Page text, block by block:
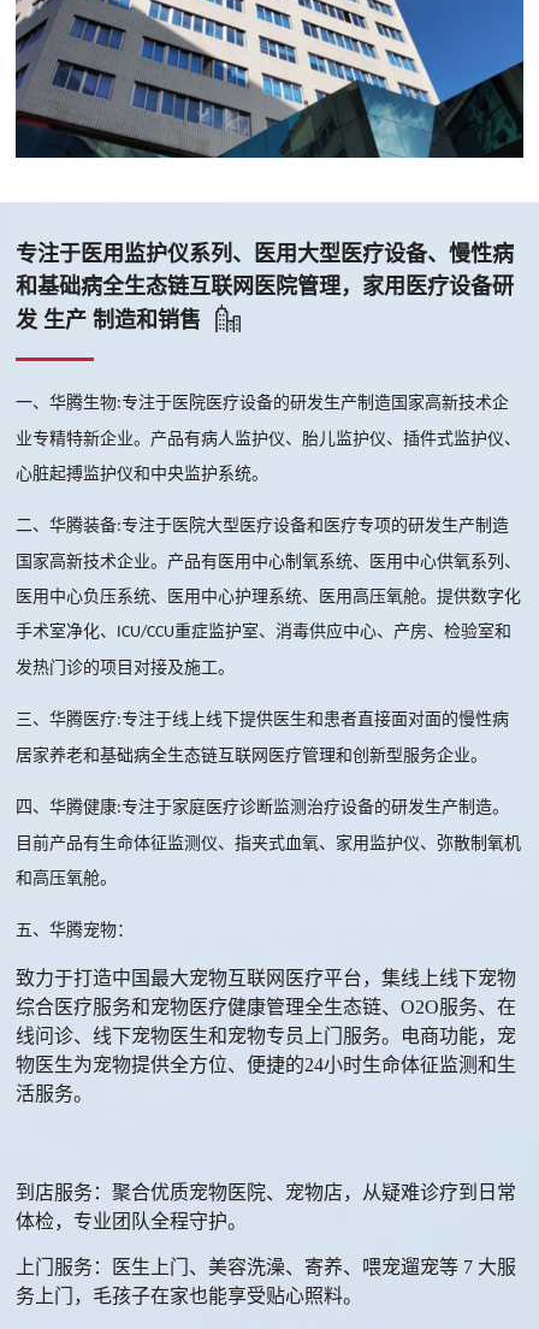
专注于医用监护仪系列、医用大型医疗设备、慢性病
和基础病全生态链互联网医院管理，家用医疗设备研
发 生产 制造和销售
一、华腾生物:专注于医院医疗设备的研发生产制造国家高新技术企
业专精特新企业。产品有病人监护仪、胎儿监护仪、插件式监护仪、
心脏起搏监护仪和中央监护系统。
二、华腾装备:专注于医院大型医疗设备和医疗专项的研发生产制造
国家高新技术企业。产品有医用中心制氧系统、医用中心供氧系列、
医用中心负压系统、医用中心护理系统、医用高压氧舱。提供数字化
手术室净化、 ICU/CCU重症监护室、消毒供应中心、产房、检验室和
发热门诊的项目对接及施工。
三、华腾医疗:专注于线上线下提供医生和患者直接面对面的慢性病
居家养老和基础病全生态链互联网医疗管理和创新型服务企业。
四、华腾健康:专注于家庭医疗诊断监测治疗设备的研发生产制造。
目前产品有生命体征监测仪、指夹式血氧、家用监护仪、弥散制氧机
和高压氧舱。
五、华腾宠物：
致力于打造中国最大宠物互联网医疗平台，集线上线下宠物
综合医疗服务和宠物医疗健康管理全生态链、O2O服务、在
线问诊、线下宠物医生和宠物专员上门服务。电商功能，宠
物医生为宠物提供全方位、便捷的24小时生命体征监测和生
活服务。
到店服务：聚合优质宠物医院、宠物店，从疑难诊疗到日常
体检，专业团队全程守护。
上门服务：医生 上门 、美容洗澡、寄养、喂宠遛宠等 7 大服
务上门，毛孩子在家也能享受贴心照料。